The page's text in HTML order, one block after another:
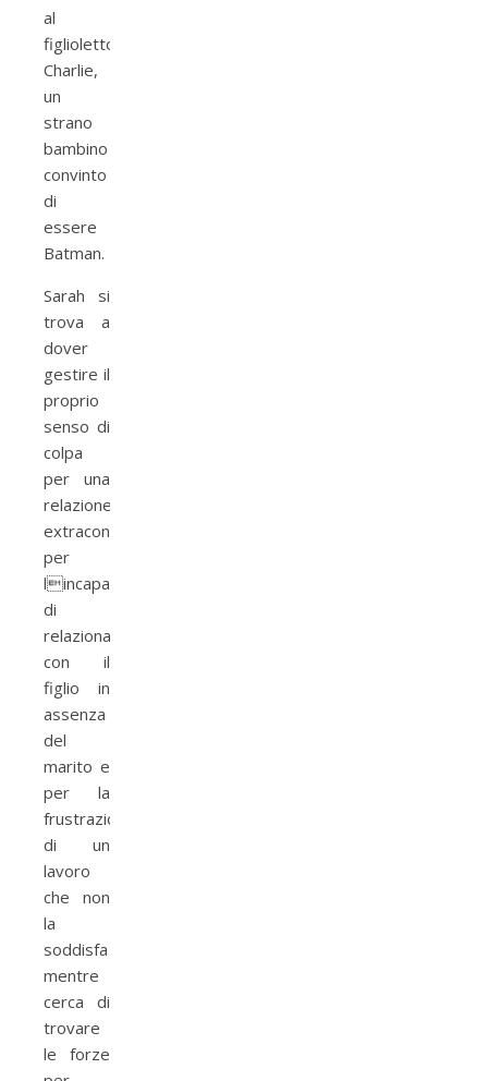
al
figlioletto
Charlie,
un
strano
bambino
convinto
di
essere
Batman.
Sarah si
trova a
dover
gestire il
proprio
senso di
colpa
per una
relazione
extraconiugale,
per
lincapacit�
di
relazionarsi
con il
figlio in
assenza
del
marito e
per la
frustrazione
di un
lavoro
che non
la
soddisfa
mentre
cerca di
trovare
le forze